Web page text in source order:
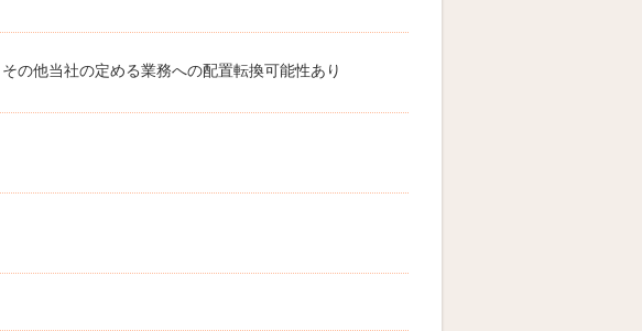
の他当社の定める業務への配置転換可能性あり